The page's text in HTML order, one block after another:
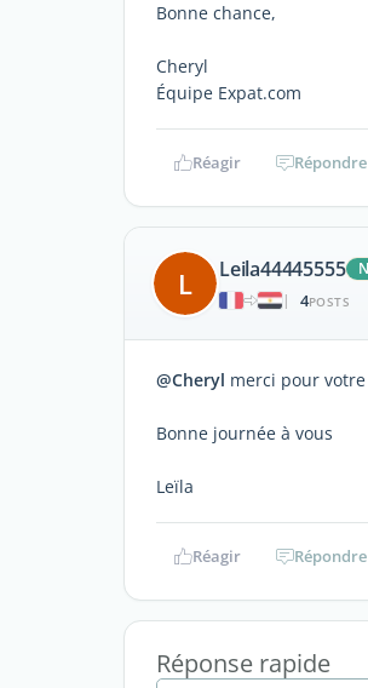
Bonne chance,
Cheryl
Équipe Expat.com
Réagir Répondre
L Leila44445555
|
4POSTS
@Cheryl merci pour
Bonne journée à vous
Leïla
Réagir Répondre
Réponse rapide